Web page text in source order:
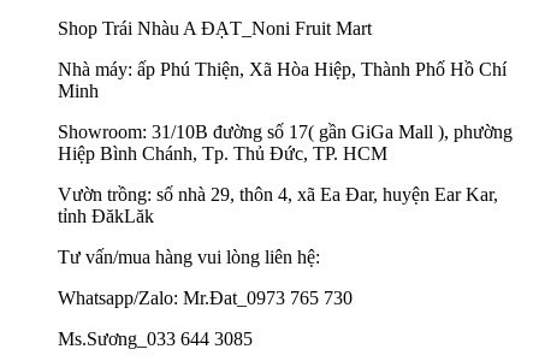
Shop Trái Nhàu A ĐẠT_Noni Fruit Mart
Nhà máy: ấp Phú Thiện, Xã Hòa Hiệp, Thành Phố Hồ Chí
Minh
Showroom: 31/10B đường số 17( gần GiGa Mall ), phường
Hiệp Bình Chánh, Tp. Thủ Đức, TP. HCM
Vườn trồng: số nhà 29, thôn 4, xã Ea Đar, huyện Ear Kar,
tỉnh ĐăkLăk
Tư vấn/mua hàng vui lòng liên hệ:
Whatsapp/Zalo: Mr.Đat_0973 765 730
Ms.Sương_033 644 3085